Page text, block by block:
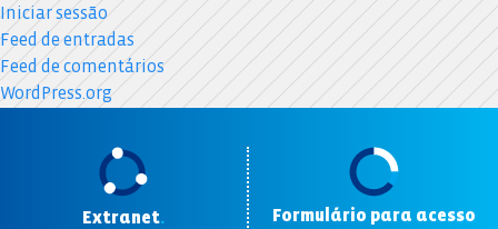
Iniciar sessão
Feed de entradas
Feed de comentários
WordPress.org
Extranet.
Formulário para acesso